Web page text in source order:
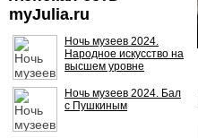
myJulia.ru
Ночь музеев 2024.
Народное искусство на
высшем уровне
Ночь музеев 2024. Бал
с Пушкиным